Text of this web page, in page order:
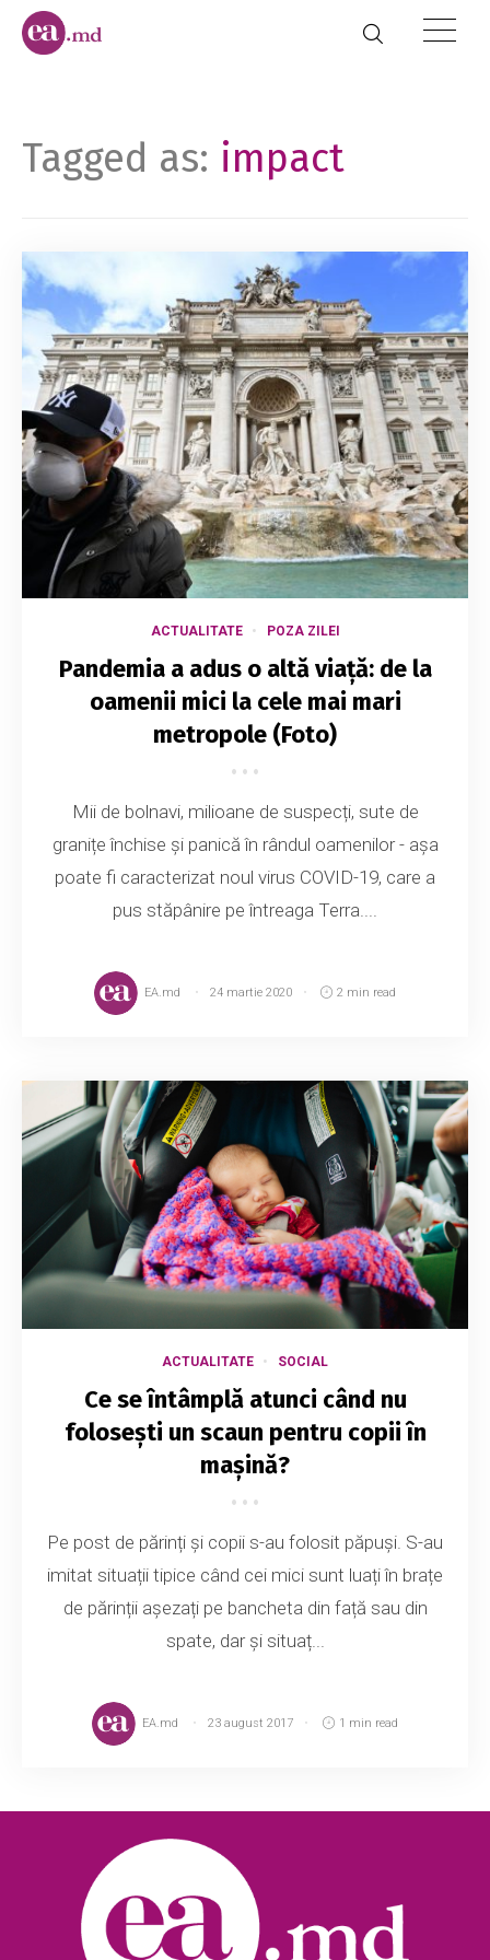
Tagged as: impact
ACTUALITATE POZA ZILEI
Pandemia a adus o altă viață: de la
oamenii mici la cele mai mari
metropole (Foto)
Mii de bolnavi, milioane de suspecți, sute de
granițe închise și panică în rândul oamenilor - așa
poate fi caracterizat noul virus COVID-19, care a
pus stăpânire pe întreaga Terra....
EA.md 24 martie 2020 2 min read
ACTUALITATE SOCIAL
Ce se întâmplă atunci când nu
folosești un scaun pentru copii în
mașină?
Pe post de părinți și copii s-au folosit păpuși. S-au
imitat situații tipice când cei mici sunt luați în brațe
de părinții așezați pe bancheta din față sau din
spate, dar și situaț...
EA.md 23 august 2017 1 min read